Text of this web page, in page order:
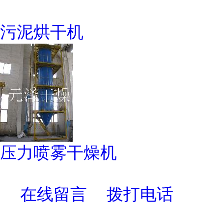
污泥烘干机
压力喷雾干燥机
在线留言 拨打电话